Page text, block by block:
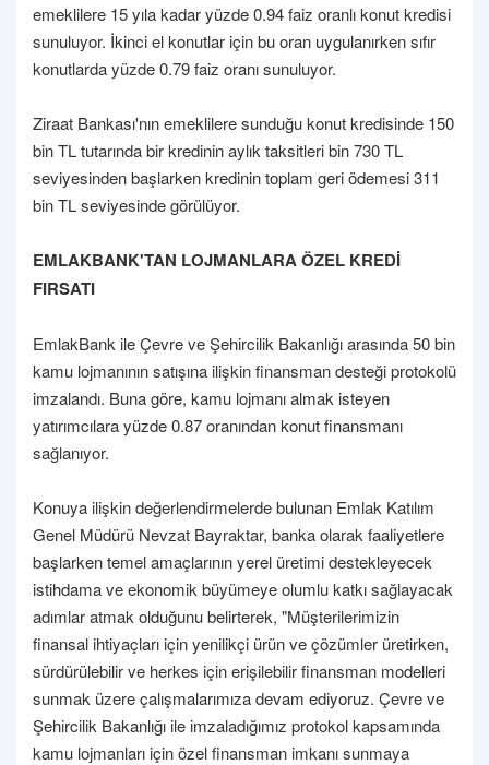
emeklilere 15 yıla kadar yüzde 0.94 faiz oranlı konut kredisi
sunuluyor. İkinci el konutlar için bu oran uygulanırken sıfır
konutlarda yüzde 0.79 faiz oranı sunuluyor.
Ziraat Bankası'nın emeklilere sunduğu konut kredisinde 150
bin TL tutarında bir kredinin aylık taksitleri bin 730 TL
seviyesinden başlarken kredinin toplam geri ödemesi 311
bin TL seviyesinde görülüyor.
EMLAKBANK'TAN LOJMANLARA ÖZEL KREDİ
FIRSATI
EmlakBank ile Çevre ve Şehircilik Bakanlığı arasında 50 bin
kamu lojmanının satışına ilişkin finansman desteği protokolü
imzalandı. Buna göre, kamu lojmanı almak isteyen
yatırımcılara yüzde 0.87 oranından konut finansmanı
sağlanıyor.
Konuya ilişkin değerlendirmelerde bulunan Emlak Katılım
Genel Müdürü Nevzat Bayraktar, banka olarak faaliyetlere
başlarken temel amaçlarının yerel üretimi destekleyecek
istihdama ve ekonomik büyümeye olumlu katkı sağlayacak
adımlar atmak olduğunu belirterek, "Müşterilerimizin
finansal ihtiyaçları için yenilikçi ürün ve çözümler üretirken,
sürdürülebilir ve herkes için erişilebilir finansman modelleri
sunmak üzere çalışmalarımıza devam ediyoruz. Çevre ve
Şehircilik Bakanlığı ile imzaladığımız protokol kapsamında
kamu lojmanları için özel finansman imkanı sunmaya